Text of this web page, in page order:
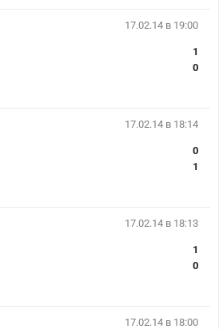
17.02.14 в 19:00
1
0
17.02.14 в 18:14
0
1
17.02.14 в 18:13
1
0
17.02.14 в 18:00